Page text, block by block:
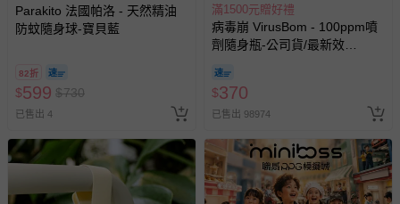
式、折價券與購物金的使用、退貨及商品運送方式等有疑
問，你可詳見：
媽咪愛客服中心。
預購商品：預購為海外同步代購，遇缺貨即會通知媽咪並協
助取消退款事宜。
商品如因「價格、組合」等錯誤原因，導致無法安排出貨，
會主動以簡訊及mail通知訂單取消事宜，並將提供適當補
償。
Parakito 法國帕洛 - 天然精油
防蚊隨身球-寶貝藍
82折
$599 $730
已售出 4
滿1500元贈好禮
病毒崩 VirusBom - 100ppm噴
劑隨身瓶-公司貨/最新效
$370
已售出 98974